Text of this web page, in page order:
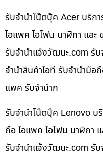
รับจำนำโน๊ตบุ๊ค Acer บริก
ไอแพค ไอโฟน นาฬิกา แล
รับจํานําแจ้งวัฒนะ.com รั
จำนำสินค้าไอที รับจำนำมือ
แพค รับจำนำก
รับจำนำโน๊ตบุ๊ค Lenovo บ
ถือ ไอแพค ไอโฟน นาฬิกา
รับจํานําแจ้งวัฒนะ.com รั